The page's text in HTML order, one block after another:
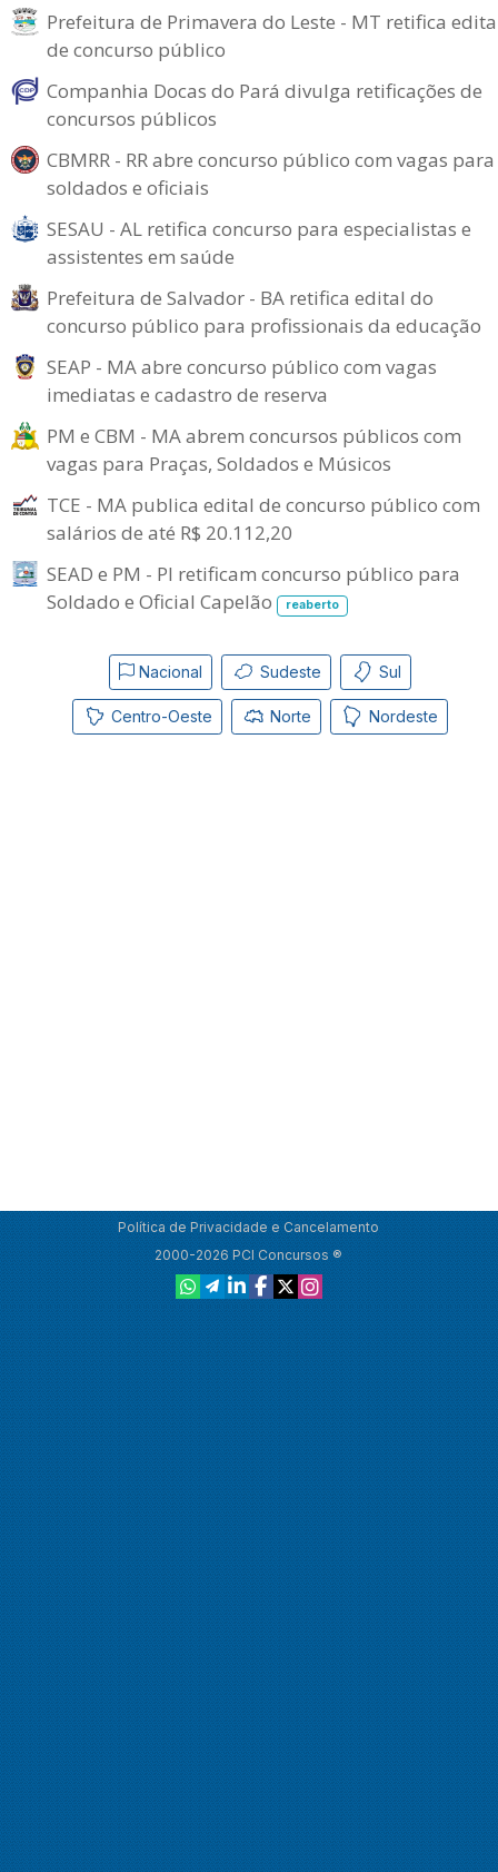
Prefeitura de Primavera do Leste - MT retifica
de concurso público
Companhia Docas do Pará divulga retificações de
concursos públicos
CBMRR - RR abre concurso público com vagas para
soldados e oficiais
SESAU - AL retifica concurso para especialistas e
assistentes em saúde
Prefeitura de Salvador - BA retifica edital do
concurso público para profissionais da educação
SEAP - MA abre concurso público com vagas
imediatas e cadastro de reserva
PM e CBM - MA abrem concursos públicos com
vagas para Praças, Soldados e Músicos
TCE - MA publica edital de concurso público com
salários de até R$ 20.112,20
SEAD e PM - PI retificam concurso público para
Soldado e Oficial Capelão
reaberto
Nacional Sudeste Sul
Centro-Oeste Norte Nordeste
Política de Privacidade e Cancelamento
2000-2026 PCI Concursos ®